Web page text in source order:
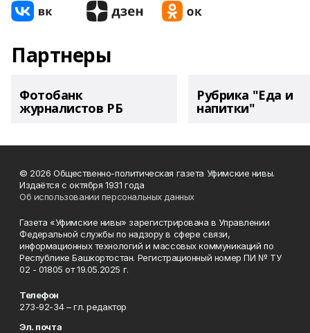
Партнеры
Фотобанк
журналистов РБ
Рубрика "Еда и
напитки"
© 2026 Общественно-политическая газета Уфимские нивы.
Издаётся с октября 1931 года
Об использовании персональных данных
Газета «Уфимские нивы» зарегистрирована в Управлении
Федеральной службы по надзору в сфере связи,
информационных технологий и массовых коммуникаций по
Республике Башкортостан. Регистрационный номер ПИ № ТУ
02 - 01805 от 19.05.2025 г.
Телефон
273-92-34 – гл. редактор
Эл. почта